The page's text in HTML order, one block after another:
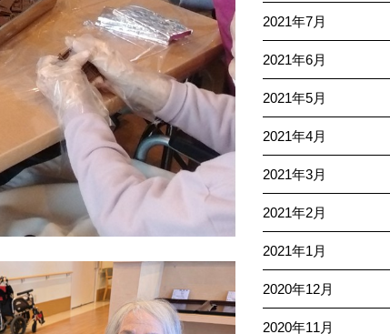
2021年7月
2021年6月
2021年5月
2021年4月
2021年3月
2021年2月
2021年1月
2020年12月
2020年11月